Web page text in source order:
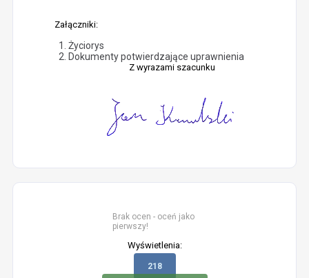
Załączniki:
Życiorys
Dokumenty potwierdzające uprawnienia
Z wyrazami szacunku
Brak ocen - oceń jako
pierwszy!
Wyświetlenia:
218